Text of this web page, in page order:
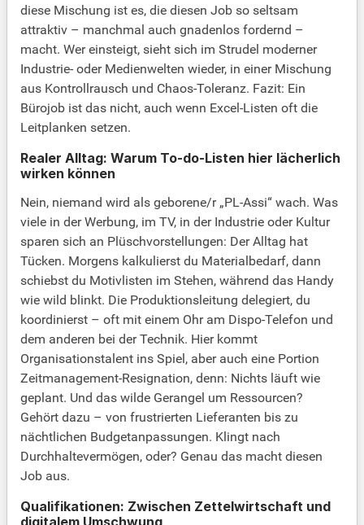
diese Mischung ist es, die diesen Job so seltsam
attraktiv – manchmal auch gnadenlos fordernd –
macht. Wer einsteigt, sieht sich im Strudel moderner
Industrie- oder Medienwelten wieder, in einer Mischung
aus Kontrollrausch und Chaos-Toleranz. Fazit: Ein
Bürojob ist das nicht, auch wenn Excel-Listen oft die
Leitplanken setzen.
Realer Alltag: Warum To-do-Listen hier lächerlich
wirken können
Nein, niemand wird als geborene/r „PL-Assi“ wach. Was
viele in der Werbung, im TV, in der Industrie oder Kultur
sparen sich an Plüschvorstellungen: Der Alltag hat
Tücken. Morgens kalkulierst du Materialbedarf, dann
schiebst du Motivlisten im Stehen, während das Handy
wie wild blinkt. Die Produktionsleitung delegiert, du
koordinierst – oft mit einem Ohr am Dispo-Telefon und
dem anderen bei der Technik. Hier kommt
Organisationstalent ins Spiel, aber auch eine Portion
Zeitmanagement-Resignation, denn: Nichts läuft wie
geplant. Und das wilde Gerangel um Ressourcen?
Gehört dazu – von frustrierten Lieferanten bis zu
nächtlichen Budgetanpassungen. Klingt nach
Durchhaltevermögen, oder? Genau das macht diesen
Job aus.
Qualifikationen: Zwischen Zettelwirtschaft und